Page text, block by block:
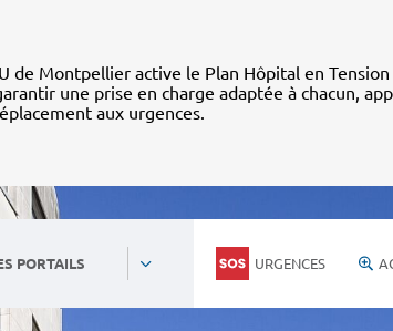
de Montpellier active le Plan Hôpital en Tension
une prise en charge adaptée à chacun,
aux urgences.
PORTAILS URGENCES